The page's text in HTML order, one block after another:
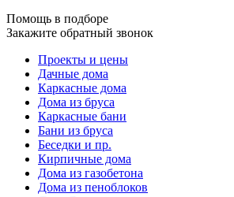
Помощь в подборе
Закажите обратный звонок
Проекты и цены
Дачные дома
Каркасные дома
Дома из бруса
Каркасные бани
Бани из бруса
Беседки и пр.
Кирпичные дома
Дома из газобетона
Дома из пеноблоков